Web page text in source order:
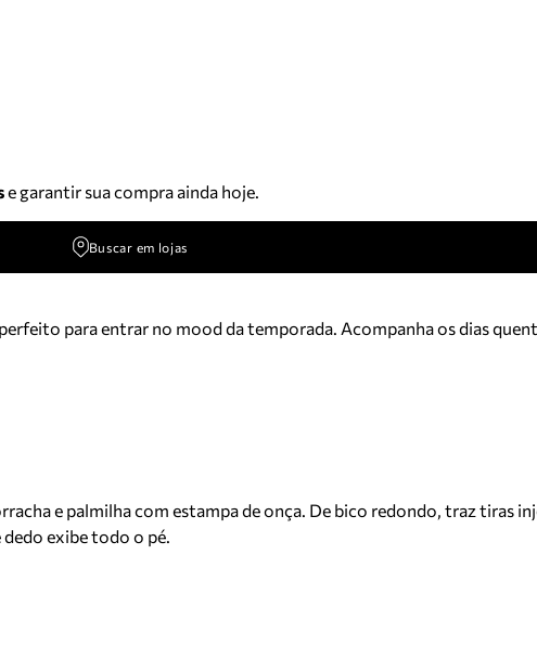
e garantir sua compra ainda hoje.
Buscar em lojas
para entrar no mood da temporada. Acompanha os dias
e palmilha com estampa de onça. De bico redondo, traz tiras
exibe todo o pé.